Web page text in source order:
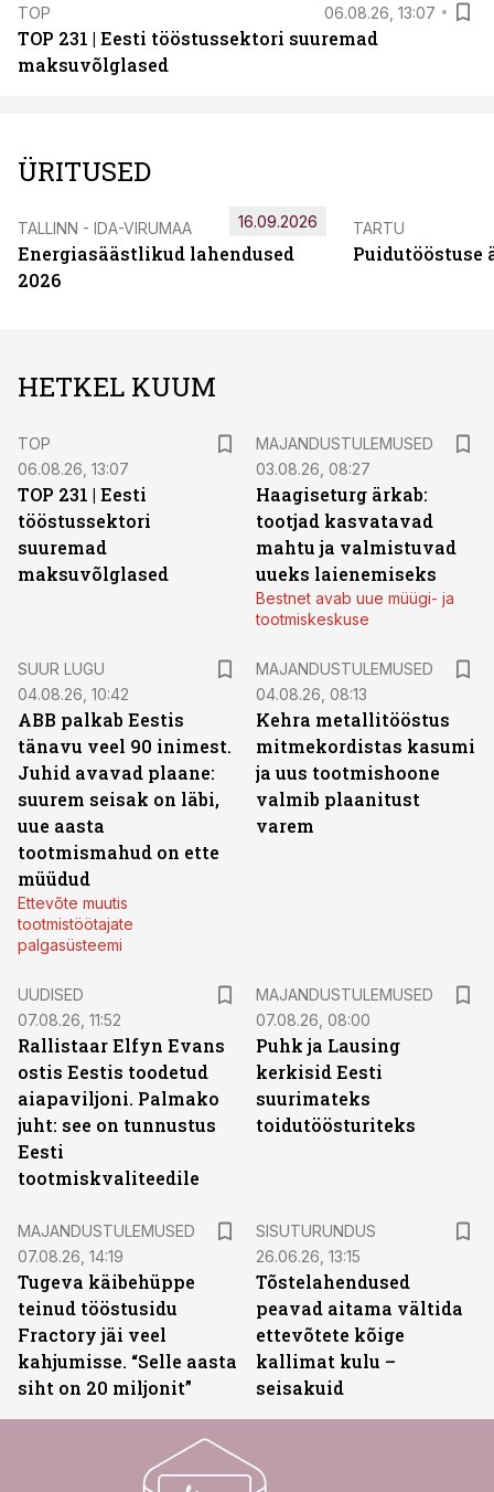
TOP 06.08.26, 13:07
TOP 231 | Eesti tööstussektori suuremad
maksuvõlglased
ÜRITUSED
TALLINN - IDA-VIRUMAA
Energiasäästlikud lahendused
2026
16.09.2026 TARTU
Puidutööstuse
HETKEL KUUM
TOP
06.08.26, 13:07
TOP 231 | Eesti
tööstussektori
suuremad
maksuvõlglased
MAJANDUSTULEMUSED
03.08.26, 08:27
Haagiseturg ärkab:
tootjad kasvatavad
mahtu ja valmistuvad
uueks laienemiseks
Bestnet avab uue müügi- ja
tootmiskeskuse
SUUR LUGU
04.08.26, 10:42
ABB palkab Eestis
tänavu veel 90 inimest.
Juhid avavad plaane:
suurem seisak on läbi,
uue aasta
tootmismahud on ette
müüdud
Ettevõte muutis
tootmistöötajate
palgasüsteemi
MAJANDUSTULEMUSED
04.08.26, 08:13
Kehra metallitööstus
mitmekordistas kasumi
ja uus tootmishoone
valmib plaanitust
varem
UUDISED
07.08.26, 11:52
Rallistaar Elfyn Evans
ostis Eestis toodetud
aiapaviljoni. Palmako
juht: see on tunnustus
Eesti
tootmiskvaliteedile
MAJANDUSTULEMUSED
07.08.26, 08:00
Puhk ja Lausing
kerkisid Eesti
suurimateks
toidutöösturiteks
MAJANDUSTULEMUSED
07.08.26, 14:19
Tugeva käibehüppe
teinud tööstusidu
Fractory jäi veel
kahjumisse. “Selle aasta
siht on 20 miljonit”
SISUTURUNDUS
26.06.26, 13:15
Tõstelahendused
peavad aitama vältida
ettevõtete kõige
kallimat kulu –
seisakuid